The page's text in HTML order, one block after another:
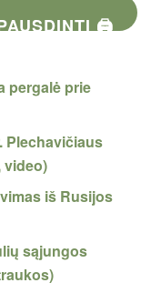
🖨
pergalė prie
Plechavičiaus
video)
iš Rusijos
sąjungos